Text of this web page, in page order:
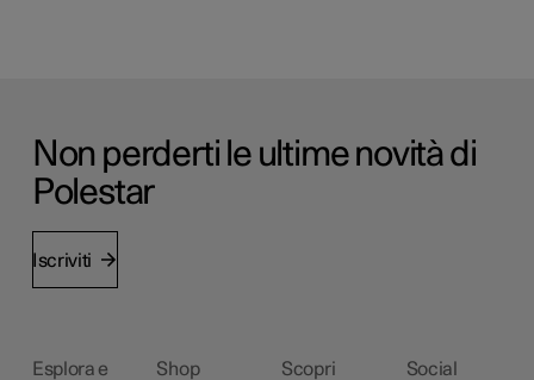
Non perderti le ultime novità di
Polestar
Iscriviti
Esplora e
Shop Scopri Social